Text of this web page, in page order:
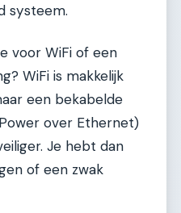
systeem.
voor WiFi of een
WiFi is makkelijk
een bekabelde
over Ethernet)
Je hebt dan
of een zwak